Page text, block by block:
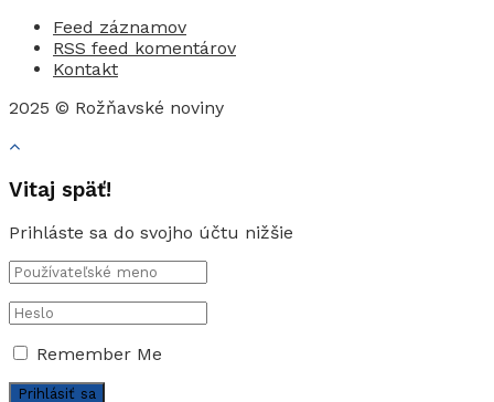
Feed záznamov
RSS feed komentárov
Kontakt
2025 © Rožňavské noviny
Vitaj späť!
Prihláste sa do svojho účtu nižšie
Remember Me